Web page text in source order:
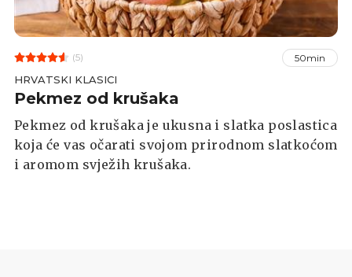
(5) 50min
HRVATSKI KLASICI
Pekmez od krušaka
Pekmez od krušaka je ukusna i slatka poslastica
koja će vas očarati svojom prirodnom slatkoćom
i aromom svježih krušaka.